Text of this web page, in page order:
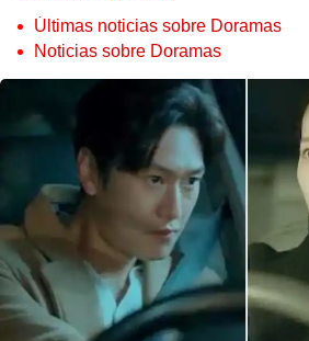
Últimas noticias sobre Doramas
Noticias sobre Doramas